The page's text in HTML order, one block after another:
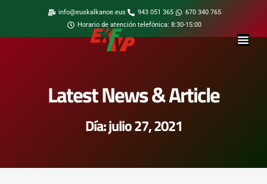
info@euskalkanoe.eus 943 051 365
670 340 765
Horario de atención telefónica: 8:30-15:00
Latest News & Article
Día: julio 27, 2021